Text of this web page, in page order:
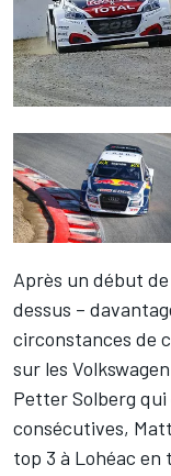
Après un début
dessus –
circonstances de
sur les
Petter Solberg
consécutives,
top 3 à Lohéac